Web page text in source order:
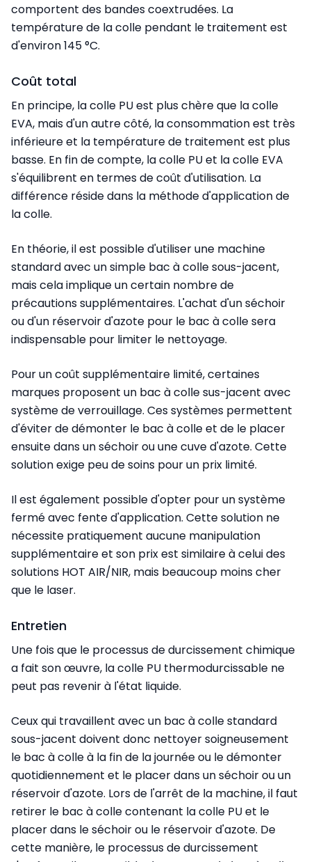
comportent des bandes coextrudées. La
température de la colle pendant le traitement est
d'environ 145 °C.
Coût total
En principe, la colle PU est plus chère que la colle
EVA, mais d'un autre côté, la consommation est très
inférieure et la température de traitement est plus
basse. En fin de compte, la colle PU et la colle EVA
s'équilibrent en termes de coût d'utilisation. La
différence réside dans la méthode d'application de
la colle.
En théorie, il est possible d'utiliser une machine
standard avec un simple bac à colle sous-jacent,
mais cela implique un certain nombre de
précautions supplémentaires. L'achat d'un séchoir
ou d'un réservoir d'azote pour le bac à colle sera
indispensable pour limiter le nettoyage.
Pour un coût supplémentaire limité, certaines
marques proposent un bac à colle sus-jacent avec
système de verrouillage. Ces systèmes permettent
d'éviter de démonter le bac à colle et de le placer
ensuite dans un séchoir ou une cuve d'azote. Cette
solution exige peu de soins pour un prix limité.
Il est également possible d'opter pour un système
fermé avec fente d'application. Cette solution ne
nécessite pratiquement aucune manipulation
supplémentaire et son prix est similaire à celui des
solutions HOT AIR/NIR, mais beaucoup moins cher
que le laser.
Entretien
Une fois que le processus de durcissement chimique
a fait son œuvre, la colle PU thermodurcissable ne
peut pas revenir à l'état liquide.
Ceux qui travaillent avec un bac à colle standard
sous-jacent doivent donc nettoyer soigneusement
le bac à colle à la fin de la journée ou le démonter
quotidiennement et le placer dans un séchoir ou un
réservoir d'azote. Lors de l'arrêt de la machine, il faut
retirer le bac à colle contenant la colle PU et le
placer dans le séchoir ou le réservoir d'azote. De
cette manière, le processus de durcissement